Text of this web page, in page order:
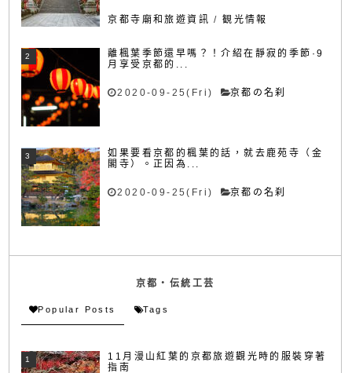
京都寺廟和旅遊資訊 /観光情報
離楓葉季節還早嗎？！介紹在靜寂的季節·9
月享受京都的...
2020-09-25(Fri) 京都の名刹
如果要看京都的楓葉的話，就去鹿苑寺（金
閣寺）。正因為...
2020-09-25(Fri) 京都の名刹
京都・伝統工芸
Popular Posts Tags
11月漫山紅葉的京都旅遊觀光時的服裝穿著
指南